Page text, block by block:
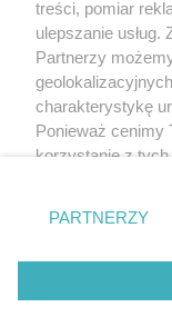
treści, pomiar
ulepszanie
Partnerzy
charakterystykę
Ponieważ cenimy
korzystanie z
zmienić/wycofać
znajdujący się w
rodzaje
użytkownika, ale
przetwarzaniu.
PARTNERZY